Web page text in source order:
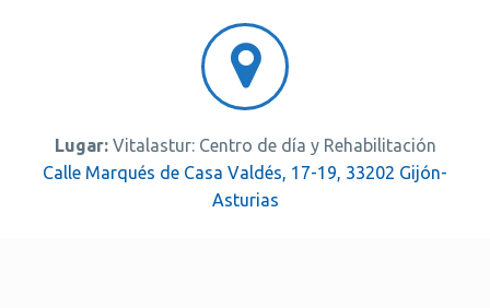


Lugar:Vitalastur: Centro de día y Rehabilitación
Calle Marqués de Casa Valdés, 17-19, 33202 Gijón-
Asturias